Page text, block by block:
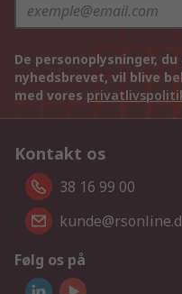
De personoplysninger,
nyhedsbrevet, vil blive
med vores
Kontakt os
38 16 99 00
Følg os på